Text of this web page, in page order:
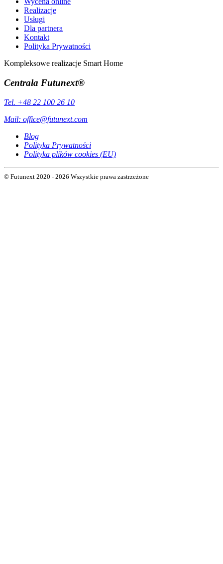
Realizacje
Usługi
Dla partnera
Kontakt
Polityka Prywatności
Kompleksowe realizacje Smart Home
Centrala Futunext®
Tel. +48 22 100 26 10
Mail: office@futunext.com
Blog
Polityka Prywatności
Polityka plików cookies (EU)
© Futunext 2020 - 2026 Wszystkie prawa zastrzeżone